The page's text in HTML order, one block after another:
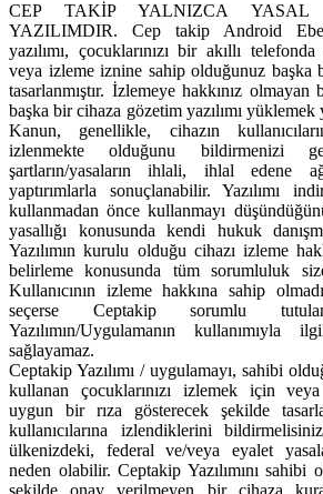
CEP TAKİP YALNIZCA
YAZILIMDIR. Cep takip Android
yazılımı, çocuklarınızı bir akıllı
veya izleme iznine sahip olduğunuz başka
tasarlanmıştır. İzlemeye hakkınız
başka bir cihaza gözetim yazılımı yüklemek
Kanun, genellikle, cihazın
izlenmekte olduğunu bildirmenizi
şartların/yasaların ihlali, ihlal edene
yaptırımlarla sonuçlanabilir. Yazılımı
kullanmadan önce kullanmayı
yasallığı konusunda kendi hukuk
Yazılımın kurulu olduğu cihazı izleme
belirleme konusunda tüm sorumluluk
Kullanıcının izleme hakkına sahip
seçerse Ceptakip sorumlu
Yazılımın/Uygulamanın
sağlayamaz.
Ceptakip Yazılımı / uygulamayı, sahibi
kullanan çocuklarınızı izlemek için veya
uygun bir rıza gösterecek şekilde
kullanıcılarına izlendiklerini
ülkenizdeki, federal ve/veya eyalet
neden olabilir. Ceptakip Yazılımını sahibi